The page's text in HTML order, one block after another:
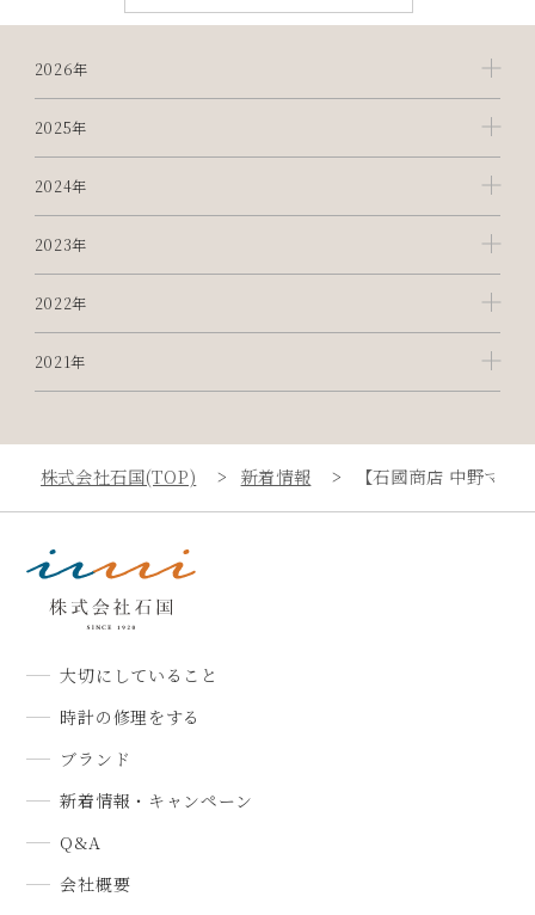
2026年
2025年
2024年
2023年
2022年
2021年
株式会社石国(TOP) 新着情報 【石國商店 中野マル
大切にしていること
時計の修理をする
ブランド
新着情報・キャンペーン
Q&A
会社概要